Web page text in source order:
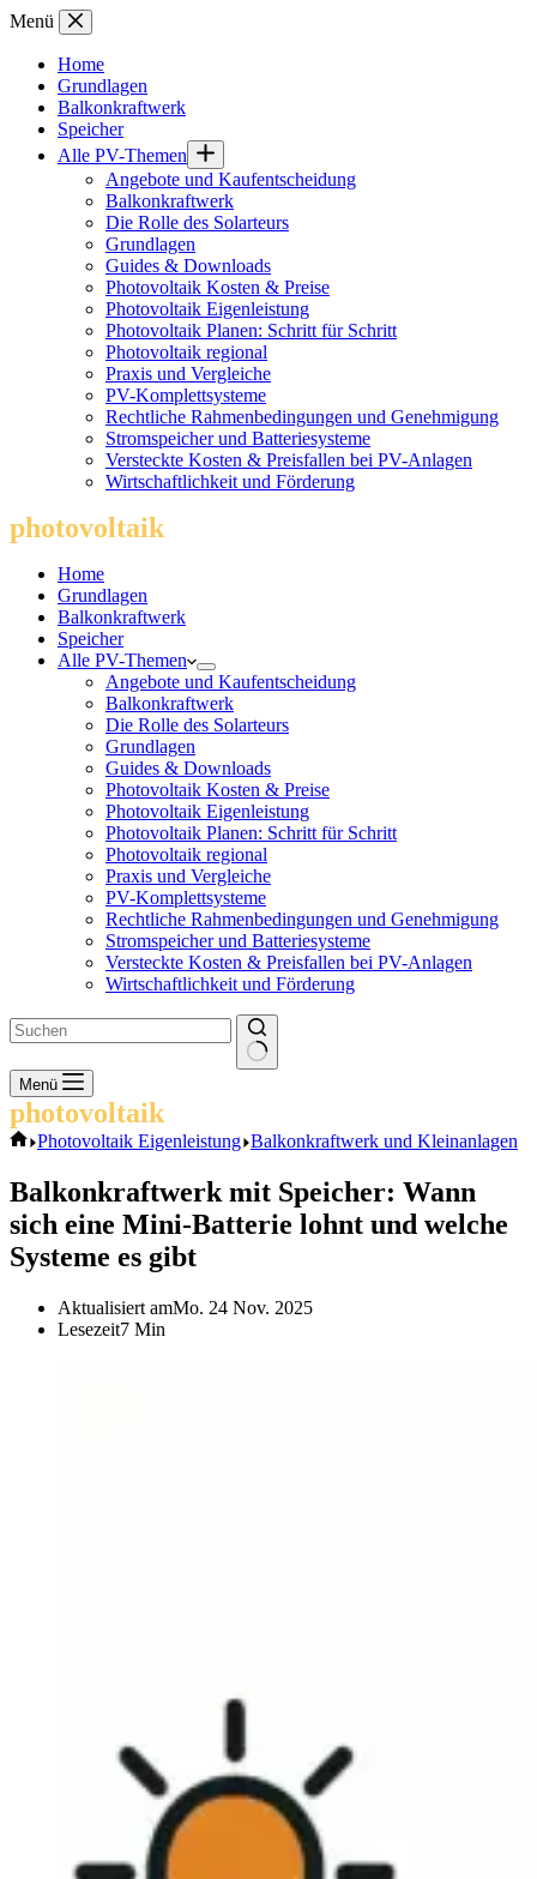
Zum
springen
Menü
Home
Grundlagen
Balkonkraftwerk
Speicher
Alle PV-Themen
Angebote und Kaufentscheidung
Balkonkraftwerk
Die Rolle des Solarteurs
Grundlagen
Guides & Downloads
Photovoltaik Kosten & Preise
Photovoltaik Eigenleistung
Photovoltaik Planen: Schritt für Schritt
Photovoltaik regional
Praxis und Vergleiche
PV-Komplettsysteme
Rechtliche Rahmenbedingungen und Genehmigung
Stromspeicher und Batteriesysteme
Versteckte Kosten & Preisfallen bei PV-Anlagen
Wirtschaftlichkeit und Förderung
photovoltaik
Home
Grundlagen
Balkonkraftwerk
Speicher
Alle PV-Themen
Angebote und Kaufentscheidung
Balkonkraftwerk
Die Rolle des Solarteurs
Grundlagen
Guides & Downloads
Photovoltaik Kosten & Preise
Photovoltaik Eigenleistung
Photovoltaik Planen: Schritt für Schritt
Photovoltaik regional
Praxis und Vergleiche
PV-Komplettsysteme
Rechtliche Rahmenbedingungen und Genehmigung
Stromspeicher und Batteriesysteme
Versteckte Kosten & Preisfallen bei PV-Anlagen
Wirtschaftlichkeit und Förderung
Keine
Ergebnisse
Menü
photovoltaik
Start
Photovoltaik Eigenleistung Balkonkraftwerk und Kleinanlagen
Balkonkraftwerk mit Speicher: Wann
sich eine Mini-Batterie lohnt und welche
Systeme es gibt
Aktualisiert amMo. 24 Nov. 2025
Lesezeit7 Min